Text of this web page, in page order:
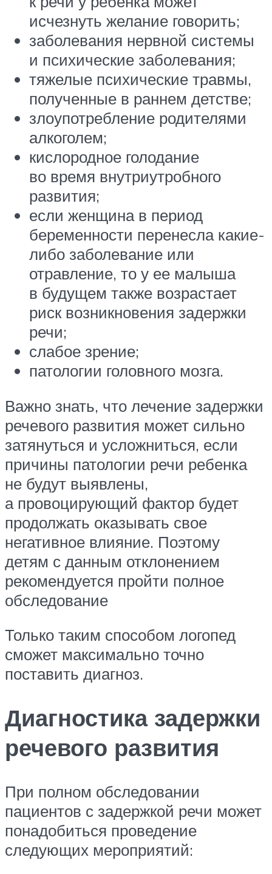
исчезнуть желание говорить;
заболевания нервной системы
и психические заболевания;
тяжелые психические травмы,
полученные в раннем детстве;
злоупотребление родителями
алкоголем;
кислородное голодание
во время внутриутробного
развития;
если женщина в период
беременности перенесла какие-
либо заболевание или
отравление, то у ее малыша
в будущем также возрастает
риск возникновения задержки
речи;
слабое зрение;
патологии головного мозга.
Важно знать, что лечение задержки
речевого развития может сильно
затянуться и усложниться, если
причины патологии речи ребенка
не будут выявлены,
а провоцирующий фактор будет
продолжать оказывать свое
негативное влияние. Поэтому
детям с данным отклонением
рекомендуется пройти полное
обследование
Только таким способом логопед
сможет максимально точно
поставить диагноз.
Диагностика задержки
речевого развития
При полном обследовании
пациентов с задержкой речи может
понадобиться проведение
следующих мероприятий: